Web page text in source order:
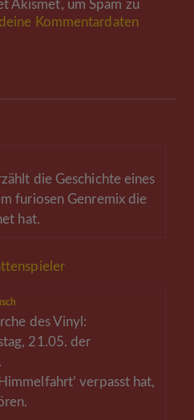
Akismet, um Spam zu
Kommentardaten
die Geschichte eines
furiosen Genremix die
hat.
des Vinyl:
21.05. der
verpasst hat,